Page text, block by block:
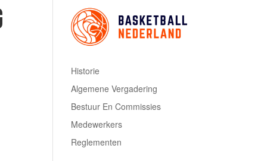
Historie
Algemene Vergadering
Bestuur En Commissies
Medewerkers
Reglementen